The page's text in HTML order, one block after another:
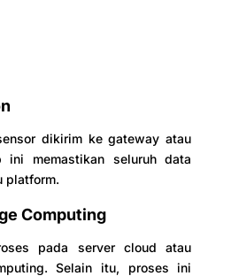
dikirim ke gateway atau
ini memastikan seluruh data
platform.
Computing
pada server cloud atau
Selain itu, proses ini